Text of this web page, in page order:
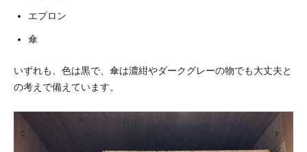
エプロン
傘
いずれも、色は黒で、傘は濃紺やダークグレーの物でも大丈夫と
の考えで備えています。